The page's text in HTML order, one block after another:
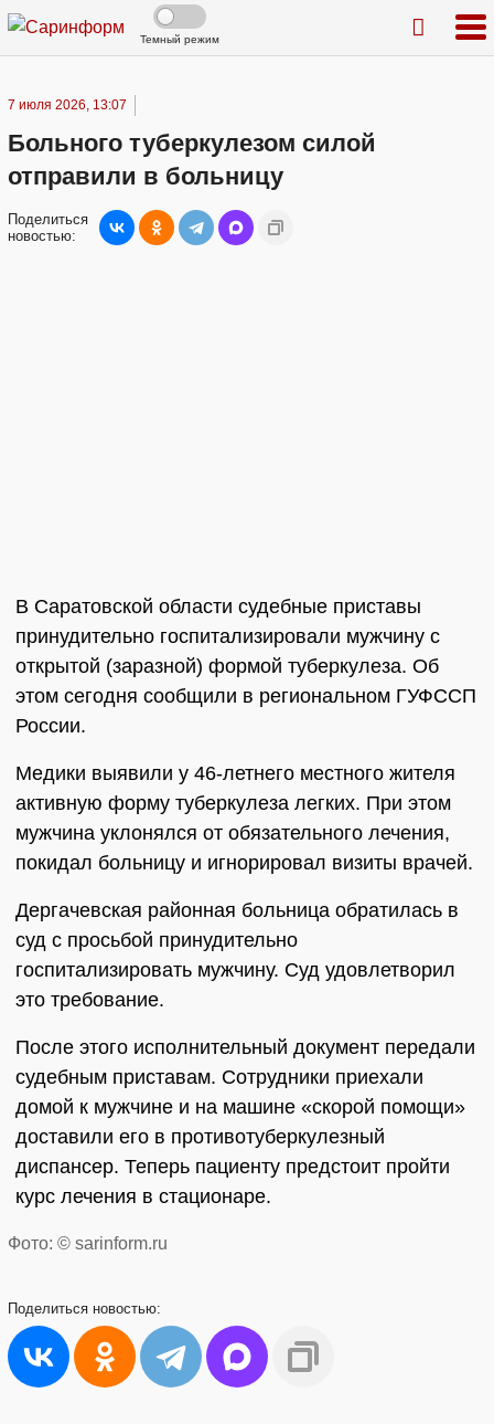
Темный режим
7 июля 2026, 13:07
Больного туберкулезом силой
отправили в больницу
Поделиться
новостью:
В Саратовской области судебные приставы
принудительно госпитализировали мужчину с
открытой (заразной) формой туберкулеза. Об
этом сегодня сообщили в региональном ГУФССП
России.
Медики выявили у 46-летнего местного жителя
активную форму туберкулеза легких. При этом
мужчина уклонялся от обязательного лечения,
покидал больницу и игнорировал визиты врачей.
Дергачевская районная больница обратилась в
суд с просьбой принудительно
госпитализировать мужчину. Суд удовлетворил
это требование.
После этого исполнительный документ передали
судебным приставам. Сотрудники приехали
домой к мужчине и на машине «скорой помощи»
доставили его в противотуберкулезный
диспансер. Теперь пациенту предстоит пройти
курс лечения в стационаре.
Фото: © sarinform.ru
Поделиться новостью: